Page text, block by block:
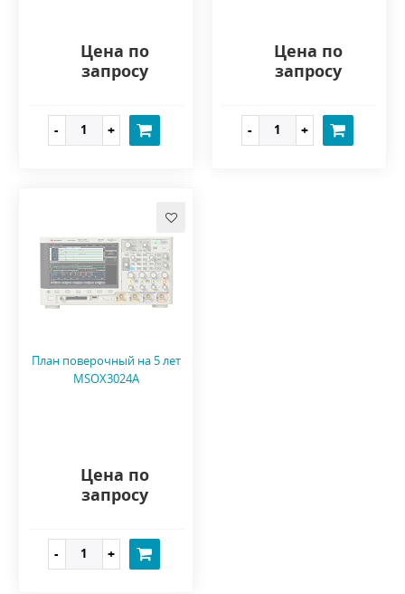
Цена по
запросу
Цена по
запросу
План поверочный на 5 лет
MSOX3024A
Цена по
запросу